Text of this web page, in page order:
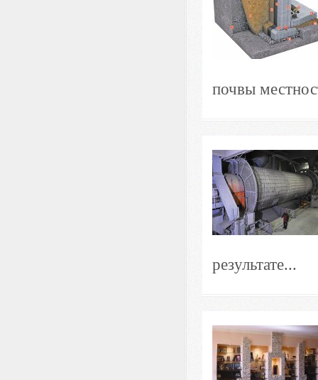
почвы
результате...